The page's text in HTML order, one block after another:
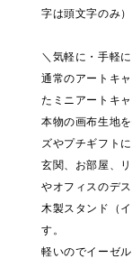
字は頭文字のみ）
＼気軽に・手軽
通常のアートキ
たミニアートキ
本物の画布生地
ズやプチギフト
玄関、お部屋、
やオフィスのデ
木製スタンド（
す。
軽いのでイーゼ